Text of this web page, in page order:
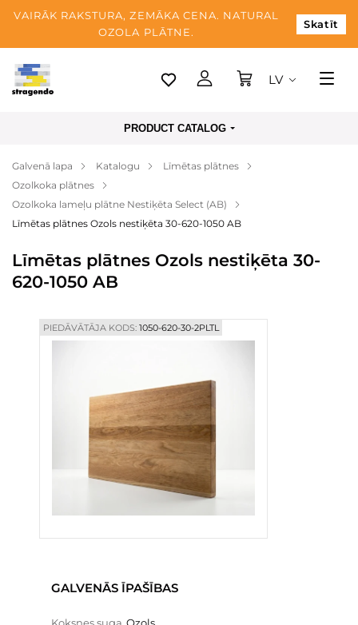
VAIRĀK RAKSTURA, ZEMĀKA CENA. NATURAL
OZOLA PLĀTNE.
Skatīt
Tallina
Apmaksa
Par mums
Blogs
Kontaktinformācija
LV
PRODUCT CATALOG
Galvenā lapa Katalogu
Līmētas plātnes
Ozolkoka plātnes
Ozolkoka lameļu plātne Nestiķēta Select (AB)
Līmētas plātnes Ozols nestiķēta 30-620-1050 AB
Līmētas plātnes Ozols nestiķēta 30-
620-1050 AB
PIEDĀVĀTĀJA KODS:1050-620-30-2PLTL
GALVENĀS ĪPAŠĪBAS
Koksnes suga Ozols